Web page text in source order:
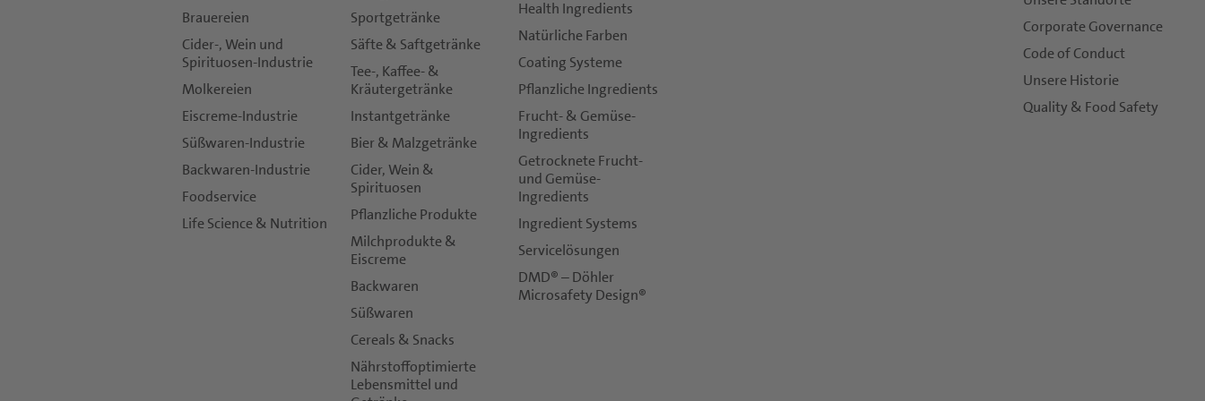
Döhler wird alle hier bereitgestellten Informationen ausschließlich in Übereinstimmung mit der
Brauereien
Cider-, Wein und
Spirituosen-Industrie
Molkereien
Eiscreme-Industrie
Süßwaren-Industrie
Backwaren-Industrie
Foodservice
Life Science & Nutrition
Sportgetränke
Säfte & Saftgetränke
Tee-, Kaffee- &
Kräutergetränke
Instantgetränke
Bier & Malzgetränke
Cider, Wein &
Spirituosen
Pflanzliche Produkte
Milchprodukte &
Eiscreme
Backwaren
Süßwaren
Cereals & Snacks
Nährstoffoptimierte
Lebensmittel und
Health Ingredients
Natürliche Farben
Coating Systeme
Pflanzliche Ingredients
Frucht- & Gemüse-
Ingredients
Getrocknete Frucht-
und Gemüse-
Ingredients
Ingredient Systems
Servicelösungen
DMD® – Döhler
Microsafety Design®
Corporate Governance
Code of Conduct
Unsere Historie
Quality & Food Safety